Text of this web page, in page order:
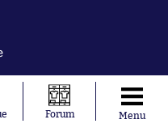
Forum Menu